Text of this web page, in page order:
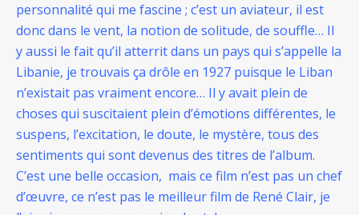
personnalité qui me fascine ; c’est un aviateur, il est
donc dans le vent, la notion de solitude, de souffle… Il
y aussi le fait qu’il atterrit dans un pays qui s’appelle la
Libanie, je trouvais ça drôle en 1927 puisque le Liban
n’existait pas vraiment encore… Il y avait plein de
choses qui suscitaient plein d’émotions différentes, le
suspens, l’excitation, le doute, le mystère, tous des
sentiments qui sont devenus des titres de l’album.
C’est une belle occasion, mais ce film n’est pas un chef
d’œuvre, ce n’est pas le meilleur film de René Clair, je